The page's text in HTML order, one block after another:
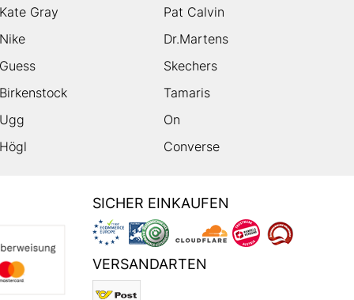
Gray
Pat Calvin
Dr.Martens
Skechers
Tamaris
On
Converse
SICHER EINKAUFEN
VERSANDARTEN